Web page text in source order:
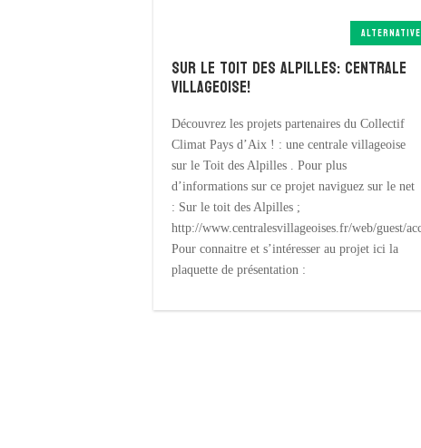
Sur le toit des Alpilles: Centrale
Villageoise!
Découvrez les projets partenaires du Collectif
Climat Pays d’Aix ! : une centrale villageoise
sur le Toit des Alpilles . Pour plus
d’informations sur ce projet naviguez sur le net
: Sur le toit des Alpilles ;
http://www.centralesvillageoises.fr/web/guest/
Pour connaitre et s’intéresser au projet ici la
plaquette de présentation :